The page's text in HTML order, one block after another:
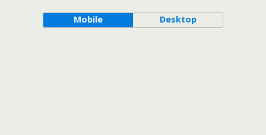
Mobile Desktop